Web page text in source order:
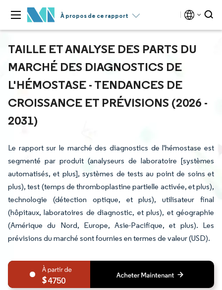
À propos de ce rapport
TAILLE ET ANALYSE DES PARTS DU
MARCHÉ DES DIAGNOSTICS DE
L'HÉMOSTASE - TENDANCES DE
CROISSANCE ET PRÉVISIONS (2026 -
2031)
Le rapport sur le marché des diagnostics de l'hémostase est
segmenté par produit (analyseurs de laboratoire [systèmes
automatisés, et plus], systèmes de tests au point de soins et
plus), test (temps de thromboplastine partielle activée, et plus),
technologie (détection optique, et plus), utilisateur final
(hôpitaux, laboratoires de diagnostic, et plus), et géographie
(Amérique du Nord, Europe, Asie-Pacifique, et plus). Les
prévisions du marché sont fournies en termes de valeur (USD).
4750